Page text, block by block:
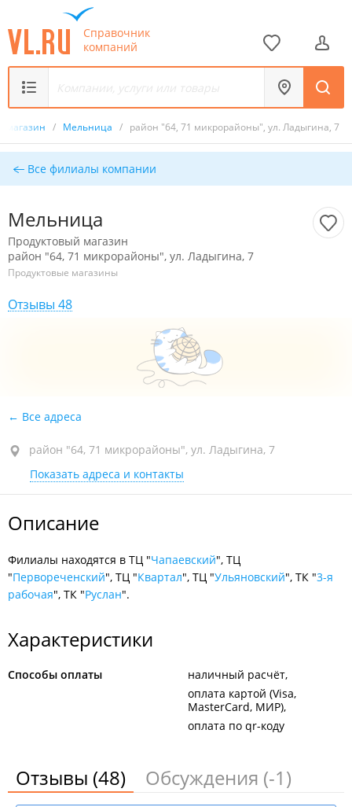
Справочник
компаний
магазин / Мельница / район "64, 71 микрорайоны", ул. Ладыгина, 7
Все филиалы компании
Мельница
Продуктовый магазин
район "64, 71 микрорайоны", ул. Ладыгина, 7
Продуктовые магазины
Отзывы 48
Все адреса
район "64, 71 микрорайоны", ул. Ладыгина, 7
Показать адреса и контакты
Описание
Филиалы находятся в ТЦ "Чапаевский", ТЦ
"Первореченский", ТЦ "Квартал", ТЦ "Ульяновский", ТК "3-я
рабочая", ТК "Руслан".
Характеристики
Способы оплаты
наличный расчёт
оплата картой (Visa,
MasterCard, МИР)
оплата по qr-коду
Отзывы (48) Обсуждения (-1)